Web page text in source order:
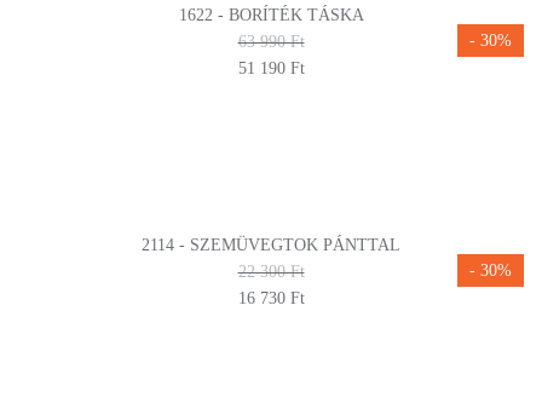
1622 - BORÍTÉK TÁSKA
63 990 Ft
51 190 Ft
2114 - SZEMÜVEGTOK PÁNTTAL
22 300 Ft
16 730 Ft
- 30%
- 30%